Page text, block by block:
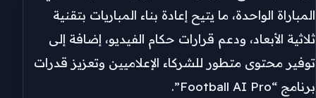
المباراة الواحدة، ما يتيح إعادة بناء المباريات بتقنية
ثلاثية الأبعاد، ودعم قرارات حكام الفيديو، إضافة إلى
توفير محتوى متطور للشركاء الإعلاميين وتعزيز قدرات
برنامج “Football AI Pro”.